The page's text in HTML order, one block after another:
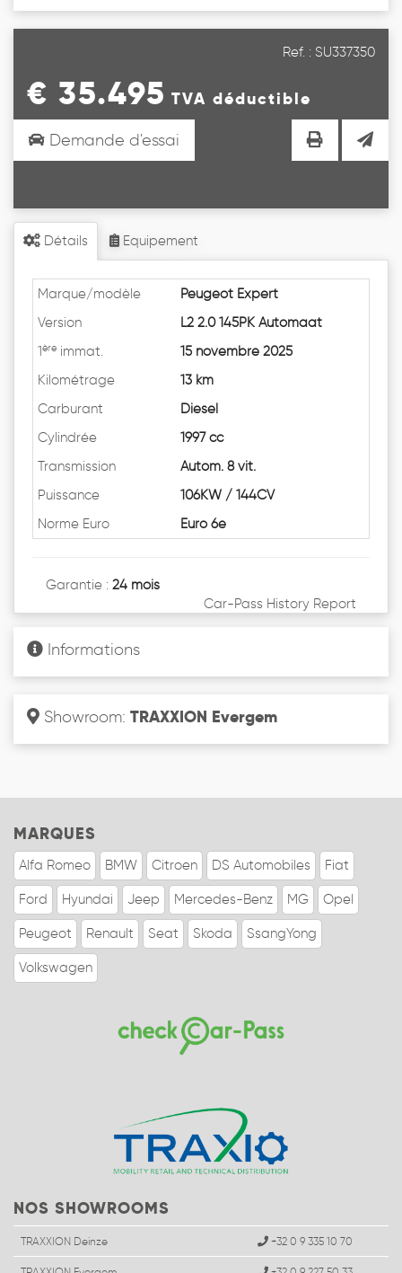
Ref. : SU337350
€ 35.495 TVA déductible
Demande d'essai
Détails Equipement
Marque/modèle
Peugeot Expert
Version
L2 2.0 145PK Automaat
1ère immat.
15 novembre 2025
Kilométrage
13 km
Carburant
Diesel
Cylindrée
1997 cc
Transmission
Autom. 8 vit.
Puissance
106KW / 144CV
Norme Euro
Euro 6e
Garantie : 24 mois
Car-Pass History Report
Informations
Showroom: TRAXXION Evergem
MARQUES
Alfa Romeo BMW Citroen DS Automobiles Fiat
Ford Hyundai Jeep Mercedes-Benz MG Opel
Peugeot Renault Seat Skoda SsangYong
Volkswagen
NOS SHOWROOMS
TRAXXION Deinze +32 0 9 335 10 70